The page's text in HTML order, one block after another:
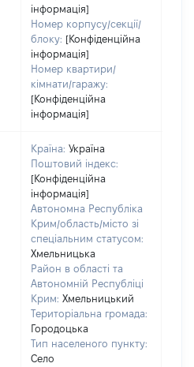
інформація]
Номер корпусу/секції/
блоку: [Конфіденційна
інформація]
Номер квартири/
кімнати/гаражу:
[Конфіденційна
інформація]
Країна: Україна
Поштовий індекс:
[Конфіденційна
інформація]
Автономна Республіка
Крим/область/місто зі
спеціальним статусом:
Хмельницька
Район в області та
Автономній Республіці
Крим: Хмельницький
Територіальна громада:
Городоцька
Тип населеного пункту:
Село